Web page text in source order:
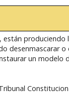
produciendo
desenmascarar o
un modelo